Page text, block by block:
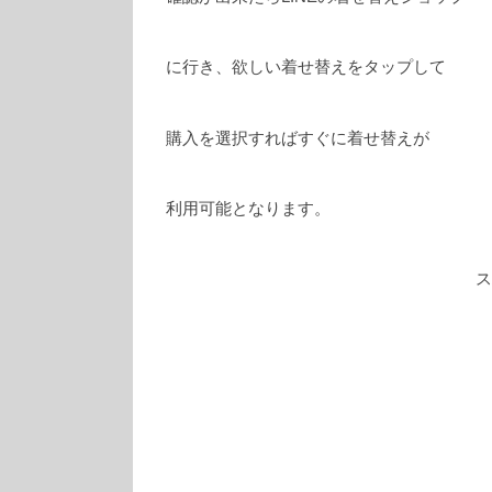
に行き、欲しい着せ替えをタップして
購入を選択すればすぐに着せ替えが
利用可能となります。